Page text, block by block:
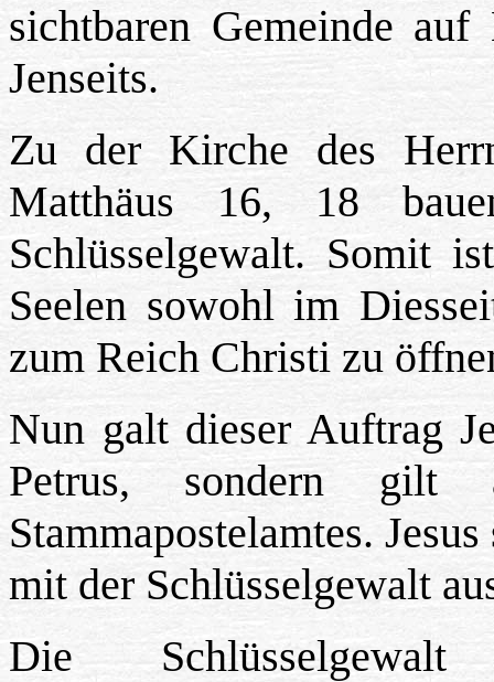
sichtbaren Gemeinde
Jenseits.
Zu der Kirche des
Matthäus 16, 18
Schlüsselgewalt. Somit
Seelen sowohl im
zum Reich Christi zu
Nun galt dieser Auftrag
Petrus, sondern
Stammapostelamtes.
mit der Schlüsselgewalt
Die